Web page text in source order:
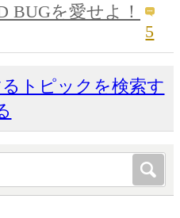
BUGを愛せよ！
5
トピックを検索す